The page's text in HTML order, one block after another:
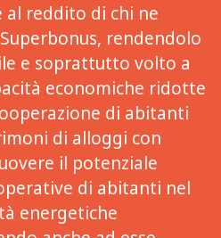
al reddito di chi ne
rendendolo
e soprattutto volto a
economiche ridotte
di abitanti
di alloggi con
il potenziale
di abitanti nel
energetiche